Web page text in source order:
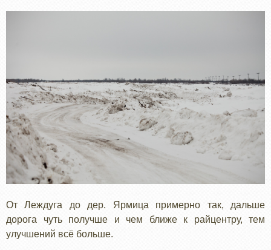
От Леждуга до дер. Ярмица примерно так, дальше
дорога чуть получше и чем ближе к райцентру, тем
улучшений всё больше.